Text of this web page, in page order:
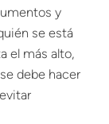
y
se está
el más alto,
debe hacer